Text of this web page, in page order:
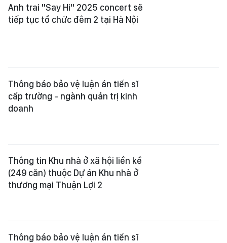
Anh trai "Say Hi" 2025 concert sẽ
tiếp tục tổ chức đêm 2 tại Hà Nội
Thông báo bảo vệ luận án tiến sĩ
cấp trường - ngành quản trị kinh
doanh
Thông tin Khu nhà ở xã hội liền kề
(249 căn) thuộc Dự án Khu nhà ở
thương mại Thuận Lợi 2
Thông báo bảo vệ luận án tiến sĩ